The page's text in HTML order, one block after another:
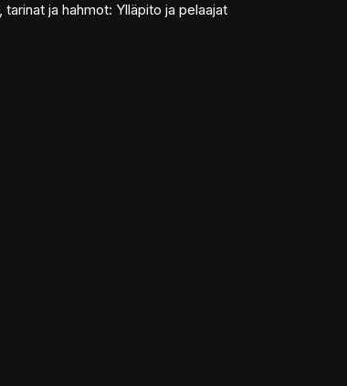
tarinat ja hahmot: Ylläpito ja pelaajat